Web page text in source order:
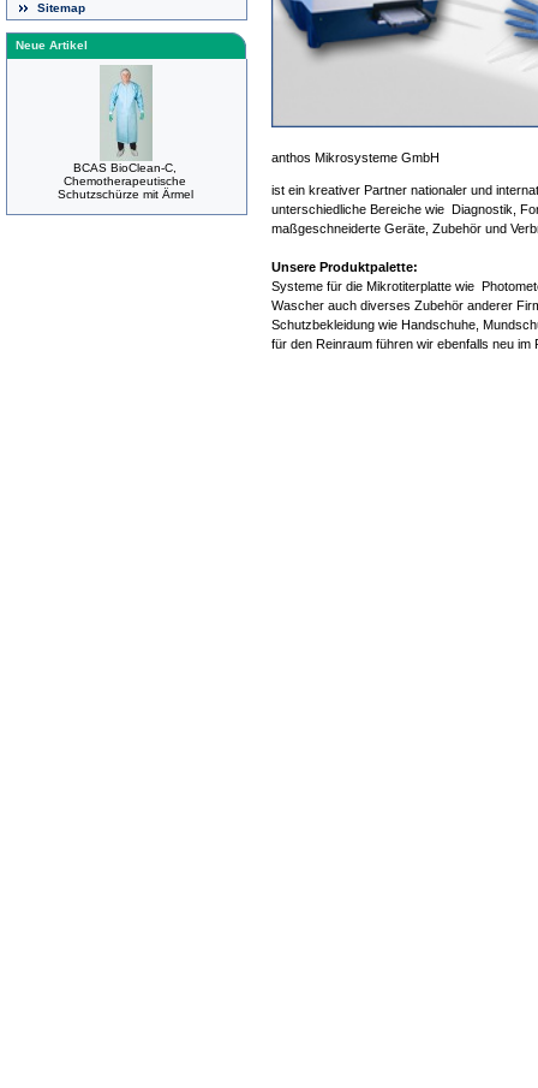
Sitemap
Neue Artikel
BCAS BioClean-C,
Chemotherapeutische
Schutzschürze mit Ärmel
anthos Mikrosysteme GmbH
ist ein kreativer Partner nationaler und
unterschiedliche Bereiche wie Diagnostik,
maßgeschneiderte Geräte, Zubehör und
Unsere Produktpalette:
Systeme für die Mikrotiterplatte wie
Wascher auch diverses Zubehör anderer
Schutzbekleidung wie Handschuhe,
für den Reinraum führen wir ebenfalls neu im